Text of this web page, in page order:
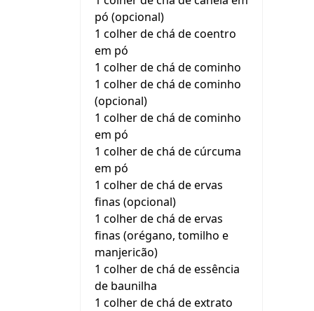
pó (opcional)
1 colher de chá de coentro
em pó
1 colher de chá de cominho
1 colher de chá de cominho
(opcional)
1 colher de chá de cominho
em pó
1 colher de chá de cúrcuma
em pó
1 colher de chá de ervas
finas (opcional)
1 colher de chá de ervas
finas (orégano, tomilho e
manjericão)
1 colher de chá de essência
de baunilha
1 colher de chá de extrato